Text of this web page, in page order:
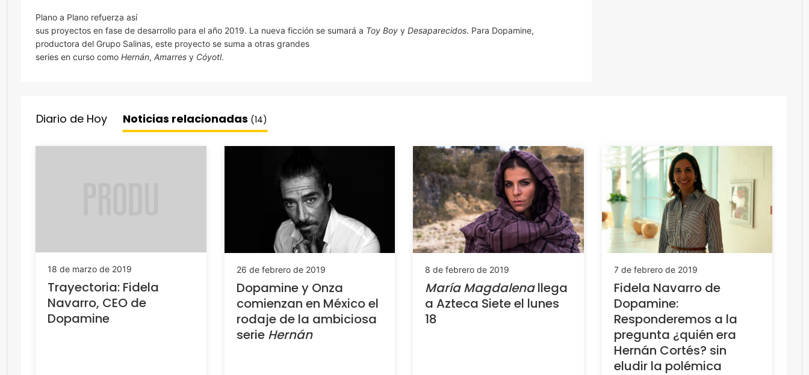
Plano a Plano refuerza así
sus proyectos en fase de desarrollo para el año 2019. La nueva ficción se sumará a Toy Boy y Desaparecidos. Para Dopamine,
productora del Grupo Salinas, este proyecto se suma a otras grandes
series en curso como Hernán, Amarres y Cóyotl.
Diario de Hoy Noticias relacionadas (14)
18 de marzo de 2019
Trayectoria: Fidela
Navarro, CEO de
Dopamine
26 de febrero de 2019
Dopamine y Onza
comienzan en México el
rodaje de la ambiciosa
serie Hernán
8 de febrero de 2019
María Magdalenallega
a Azteca Siete el lunes
18
7 de febrero de 2019
Fidela Navarro de
Dopamine:
Responderemos a la
pregunta ¿quién era
Hernán Cortés? sin
eludir la polémica